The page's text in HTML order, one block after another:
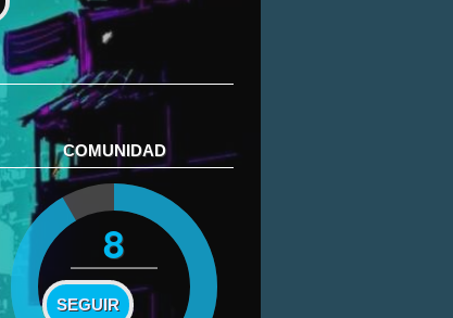
COMUNIDAD
8
SEGUIR